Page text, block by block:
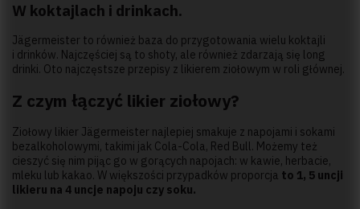
W koktajlach i drinkach.
Jägermeister to również baza do przygotowania wielu koktajli
i drinków. Najczęściej są to shoty, ale również zdarzają się long
drinki. Oto najczęstsze przepisy z likierem ziołowym w roli głównej.
Z czym łączyć likier ziołowy?
Ziołowy likier Jägermeister najlepiej smakuje z napojami i sokami
bezalkoholowymi, takimi jak Cola-Cola, Red Bull. Możemy też
cieszyć się nim pijąc go w gorących napojach: w kawie, herbacie,
mleku lub kakao. W większości przypadków proporcja to 1, 5 uncji
likieru na 4 uncje napoju czy soku.